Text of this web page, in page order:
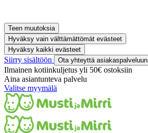
Teen muutoksia
Hyväksy vain välttämättömät evästeet
Hyväksy kaikki evästeet
Siirry sisältöön Ota yhteyttä asiakaspalveluun
Ilmainen kotiinkuljetus yli 50€ ostoksiin
Aina asiantunteva palvelu
Valitse myymälä